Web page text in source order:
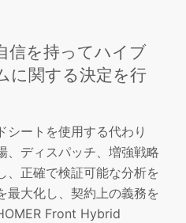
信を持ってハイブ
に関する決定を行
シートを使用する代わり
、ディスパッチ、増強戦略
、正確で検証可能な分析を
最大化し、契約上の義務を
Front Hybrid